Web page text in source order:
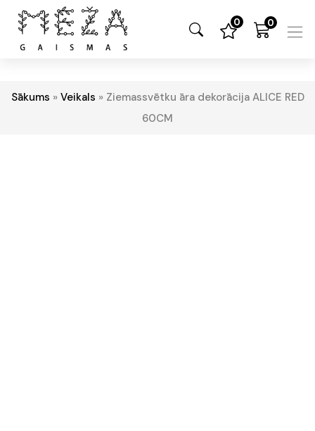
0 0
Sākums » Veikals » Ziemassvētku āra dekorācija ALICE RED
60CM